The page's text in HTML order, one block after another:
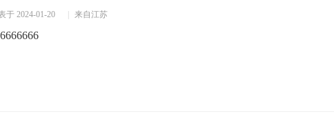
于 2024-01-20 来自江苏